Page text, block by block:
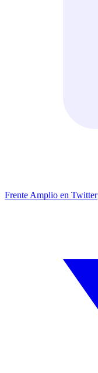
Frente Amplio en Twitter